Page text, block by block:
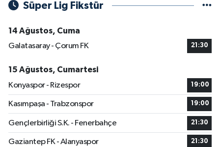
Süper Lig Fikstür
14 Ağustos, Cuma
Galatasaray - Çorum FK
21:30
15 Ağustos, Cumartesi
Konyaspor - Rizespor
19:00
Kasımpaşa - Trabzonspor 19:00
Gençlerbirliği S.K. - Fenerbahçe 21:30
Gaziantep FK - Alanyaspor 21:30